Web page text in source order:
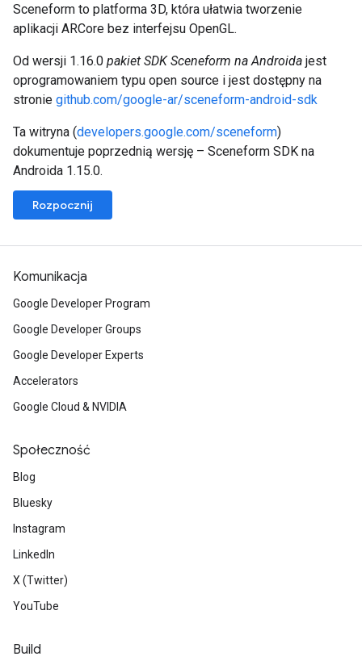
Sceneform to platforma 3D, która ułatwia tworzenie
aplikacji ARCore bez interfejsu OpenGL.
Od wersji 1.16.0 pakiet SDK Sceneform na Androida jest
oprogramowaniem typu open source i jest dostępny na
stronie github.com/google-ar/sceneform-android-sdk
Ta witryna (developers.google.com/sceneform)
dokumentuje poprzednią wersję – Sceneform SDK na
Androida 1.15.0.
Rozpocznij
Komunikacja
Google Developer Program
Google Developer Groups
Google Developer Experts
Accelerators
Google Cloud & NVIDIA
Społeczność
Blog
Bluesky
Instagram
LinkedIn
X (Twitter)
YouTube
Build